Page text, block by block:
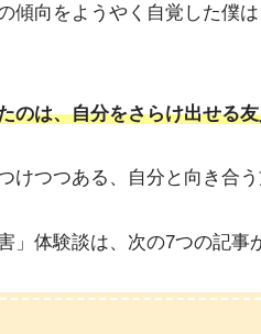
傾向をようやく自覚した僕
のは、自分をさらけ出せる
けつつある、自分と向き合う
」体験談は、次の7つの記事